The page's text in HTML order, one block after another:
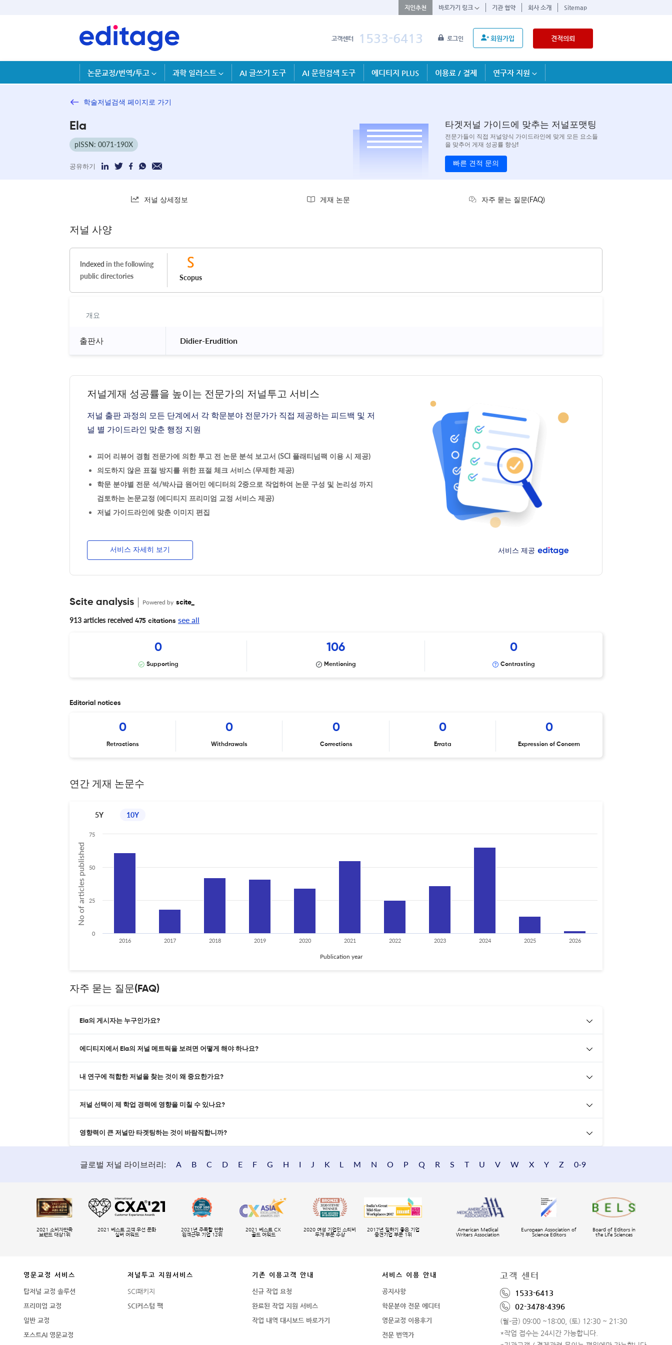
지인추천 바로가기 링크 기관 협약 회사 소개 Sitemap
고객센터 1533-6413 로그인 회원가입 견적의뢰
논문교정/번역/투고 과학 일러스트 AI 글쓰기 도구 AI 문헌검색 도구 에디티지 PLUS 이용료 / 결제 연구자 지원
학술저널검색 페이지로 가기
Ela
pISSN: 0071-190X
공유하기
타겟저널 가이드에 맞추는 저널포맷팅
전문가들이 직접 저널양식 가이드라인에 맞게 모든 요소들
을 맞추어 게재 성공률 향상!
빠른 견적 문의
저널 상세정보 게재 논문 자주 묻는 질문(FAQ)
저널 사양
Indexed in the following
public directories
Scopus
개요
출판사 Didier-Erudition
저널게재 성공률을 높이는 전문가의 저널투고 서비스
저널 출판 과정의 모든 단계에서 각 학문분야 전문가가 직접 제공하는 피드백 및 저
널 별 가이드라인 맞춘 행정 지원
피어 리뷰어 경험 전문가에 의한 투고 전 논문 분석 보고서 (SCI 플래티넘팩 이용 시 제공)
의도하지 않은 표절 방지를 위한 표절 체크 서비스 (무제한 제공)
학문 분야별 전문 석/박사급 원어민 에디터의 2중으로 작업하여 논문 구성 및 논리성 까지
검토하는 논문교정 (에디티지 프리미엄 교정 서비스 제공)
저널 가이드라인에 맞춘 이미지 편집
서비스 자세히 보기 서비스 제공
Scite analysis Powered by scite_
913 articles received 475 citations see all
0
Supporting
106
Mentioning
0
Contrasting
Editorial notices
0
Retractions
0
Withdrawals
0
Corrections
0
Errata
0
Expression of Concern
연간 게재 논문수
5Y 10Y
No of articles published
Publication year
2016 2017 2018 2019 2020 2021 2022 2023 2024 2025 2026
0
25
50
75
자주 묻는 질문(FAQ)
Ela의 게시자는 누구인가요?
에디티지에서 Ela의 저널 메트릭을 보려면 어떻게 해야 하나요?
내 연구에 적합한 저널을 찾는 것이 왜 중요한가요?
저널 선택이 제 학업 경력에 영향을 미칠 수 있나요?
영향력이 큰 저널만 타겟팅하는 것이 바람직합니까?
글로벌 저널 라이브러리: A B C D E F G H I J K L M N O P Q R S T U V W X Y Z 0-9